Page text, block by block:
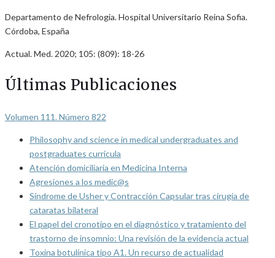
Departamento de Nefrología. Hospital Universitario Reina Sofia.
Córdoba, España
Actual. Med. 2020; 105: (809): 18-26
Últimas Publicaciones
Volumen 111. Número 822
Philosophy and science in medical undergraduates and
postgraduates curricula
Atención domiciliaria en Medicina Interna
Agresiones a los medic@s
Síndrome de Usher y Contracción Capsular tras cirugía de
cataratas bilateral
El papel del cronotipo en el diagnóstico y tratamiento del
trastorno de insomnio: Una revisión de la evidencia actual
Toxina botulínica tipo A1. Un recurso de actualidad